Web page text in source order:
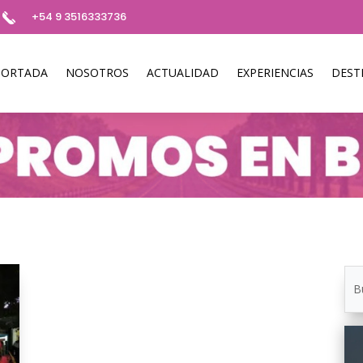
+54 9 3516333736
NOSOTROS ACTUALIDAD EXPERIENCIAS